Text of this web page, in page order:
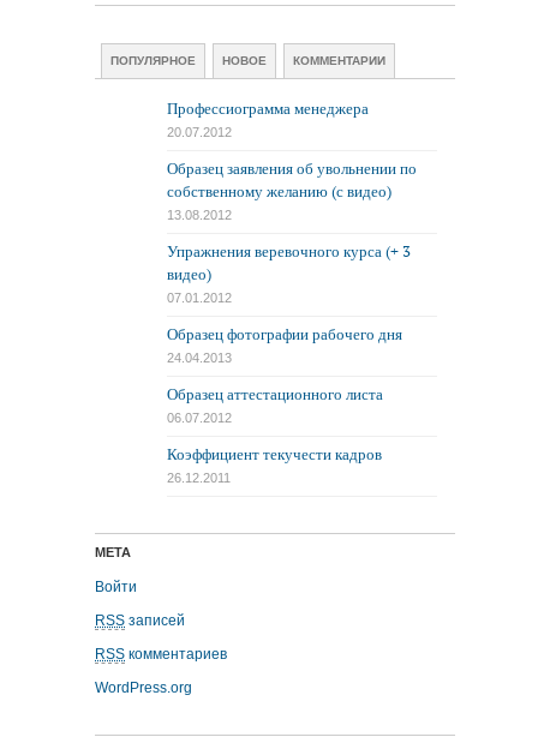
ПОПУЛЯРНОЕ НОВОЕ КОММЕНТАРИИ
Профессиограмма менеджера
20.07.2012
Образец заявления об увольнении по
собственному желанию (с видео)
13.08.2012
Упражнения веревочного курса (+ 3
видео)
07.01.2012
Образец фотографии рабочего дня
24.04.2013
Образец аттестационного листа
06.07.2012
Коэффициент текучести кадров
26.12.2011
МЕТА
Войти
RSS записей
RSS комментариев
WordPress.org